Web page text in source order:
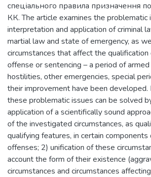
спеціального правила призначення
КК. The article examines the problematic
interpretation and application of criminal
martial law and state of emergency, as
circumstances that affect the qualification
offense or sentencing – a period of
hostilities, other emergencies, special
their improvement have been
these problematic issues can be solved
application of a scientifically sound
of the investigated circumstances, as
qualifying features, in certain components
offenses; 2) unification of these
account the form of their existence
circumstances and circumstances